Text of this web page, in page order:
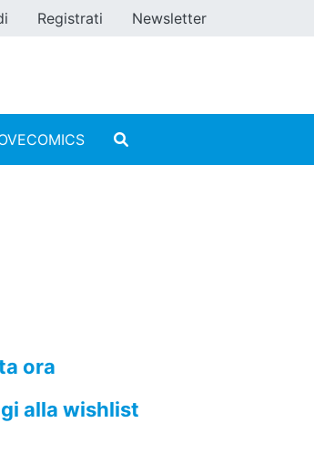
Registrati Newsletter
ora
alla wishlist